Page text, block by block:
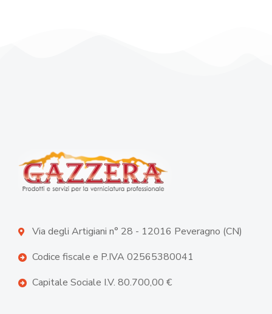
Via degli Artigiani n° 28 - 12016 Peveragno (CN)
Codice fiscale e P.IVA 02565380041
Capitale Sociale I.V. 80.700,00 €